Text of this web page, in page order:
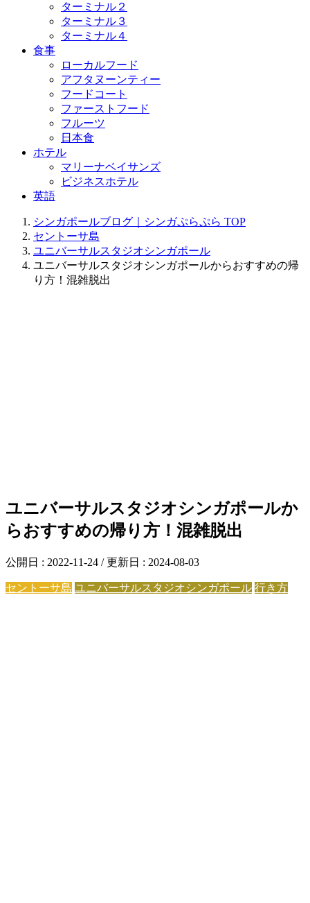
ターミナル２
ターミナル３
ターミナル４
食事
ローカルフード
アフタヌーンティー
フードコート
ファーストフード
フルーツ
日本食
ホテル
マリーナベイサンズ
ビジネスホテル
英語
シンガポールブログ｜シンガぷらぷら TOP
セントーサ島
ユニバーサルスタジオシンガポール
ユニバーサルスタジオシンガポールからおすすめの帰
り方！混雑脱出
ユニバーサルスタジオシンガポールか
らおすすめの帰り方！混雑脱出
公開日 : 2022-11-24 / 更新日 : 2024-08-03
セントーサ島 ユニバーサルスタジオシンガポール 行き方